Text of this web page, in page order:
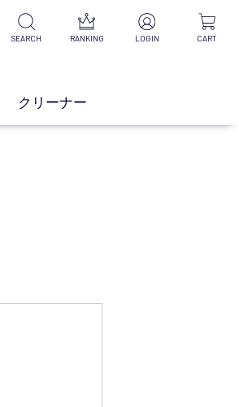
クリーナー
SEARCH RANKING LOGIN CART